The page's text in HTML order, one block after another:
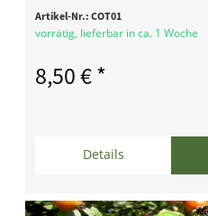
Artikel-Nr.:COT01
vorrätig, lieferbar in ca. 1 Woche
8,50 € *
Details